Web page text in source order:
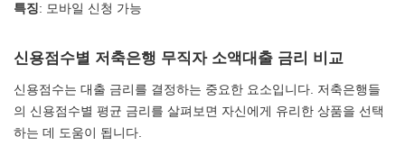
특징: 모바일 신청 가능
신용점수별 저축은행 무직자 소액대출 금리 비교
신용점수는 대출 금리를 결정하는 중요한 요소입니다. 저축은행들
의 신용점수별 평균 금리를 살펴보면 자신에게 유리한 상품을 선택
하는 데 도움이 됩니다.